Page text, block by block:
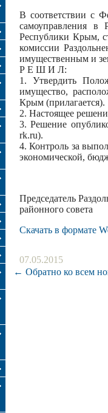
В соответствии с
самоуправления в
Республики Крым,
комиссии
имущественным и
Р Е Ш И Л:
1. Утвердить
имущество,
Крым (прилагается).
2. Настоящее
3. Решение
rk.ru).
4. Контроль за
экономической,
Председатель
Скачать в формате
07.05.2015
← Обратно ко всем